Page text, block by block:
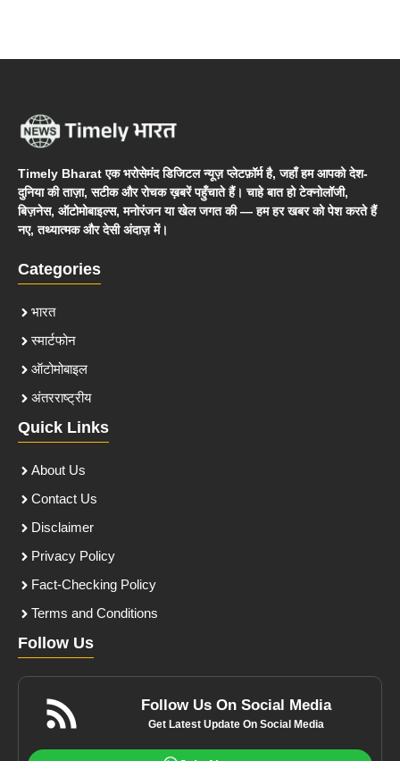
Timely Bharat एक भरोसेमंद डिजिटल न्यूज़ प्लेटफ़ॉर्म है, जहाँ हम आपको देश-
दुनिया की ताज़ा, सटीक और रोचक ख़बरें पहुँचाते हैं। चाहे बात हो टेक्नोलॉजी,
बिज़नेस, ऑटोमोबाइल्स, मनोरंजन या खेल जगत की — हम हर खबर को पेश करते हैं
नए, तथ्यात्मक और देसी अंदाज़ में।
Categories
भारत
स्मार्टफोन
ऑटोमोबाइल
अंतरराष्ट्रीय
Quick Links
About Us
Contact Us
Disclaimer
Privacy Policy
Fact-Checking Policy
Terms and Conditions
Follow Us
Follow Us On Social Media
Get Latest Update On Social Media